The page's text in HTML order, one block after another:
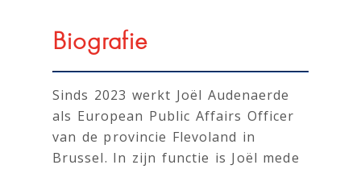
Biografie
Sinds 2023 werkt Joël Audenaerde
als European Public Affairs Officer
van de provincie Flevoland in
Brussel. In zijn functie is Joël mede